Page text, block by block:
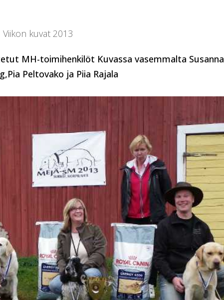
Viikon kuvat 2013
MH-toimihenkilöt Kuvassa vasemmalta Susanna
Peltovako ja Piia Rajala